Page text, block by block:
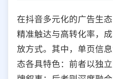
iOS Android PC
选择允许访问的平台类型
在抖音多元化的广告生
精准触达与高转化率，
放方式。其中，单页信
态各具特色：前者以独